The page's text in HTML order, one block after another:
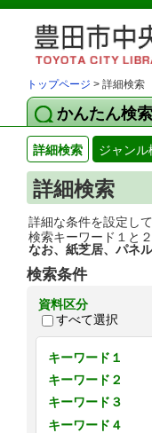
トップページ > 詳細検索
かんたん検索
詳細検索 ジャンル
詳細検索
詳細な条件を設定し
検索キーワード１と
なお、紙芝居、パネ
検索条件
資料区分
すべて選択
キーワード１
キーワード２
キーワード３
キーワード４